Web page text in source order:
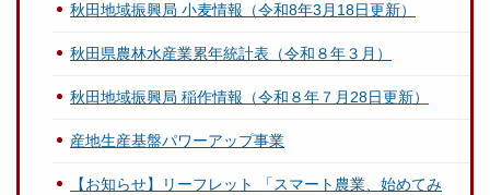
秋田地域振興局 小麦情報（令和8年3月18日更新）
秋田県農林水産業累年統計表（令和８年３月）
秋田地域振興局 稲作情報（令和８年７月28日更新）
産地生産基盤パワーアップ事業
【お知らせ】リーフレット 「スマート農業、始めてみ